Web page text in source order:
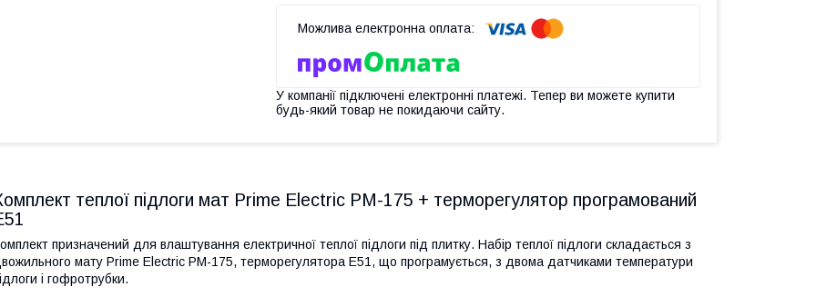
У компанії підключені електронні платежі. Тепер ви можете купити
будь-який товар не покидаючи сайту.
теплої підлоги мат Prime Electric PM-175 + терморегулятор програмований
призначений для влаштування електричної теплої підлоги під плитку. Набір теплої підлоги складається з
мату Prime Electric PM-175, терморегулятора E51, що програмується, з двома датчиками температури
і гофротрубки.